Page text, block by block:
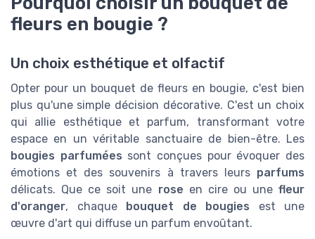
fleurs en bougie ?
Un choix esthétique et olfactif
Opter pour un bouquet de fleurs en bougie, c'est bien
plus qu'une simple décision décorative. C'est un choix
qui allie esthétique et parfum, transformant votre
espace en un véritable sanctuaire de bien-être. Les
bougies parfumées sont conçues pour évoquer des
émotions et des souvenirs à travers leurs parfums
délicats. Que ce soit une rose en cire ou une fleur
d'oranger, chaque bouquet de bougies est une
œuvre d'art qui diffuse un parfum envoûtant.